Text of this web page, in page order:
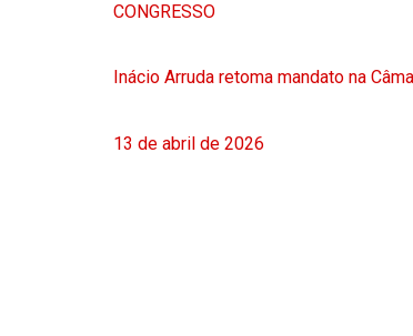
CONGRESSO
Inácio Arruda retoma mandato na
13 de abril de 2026